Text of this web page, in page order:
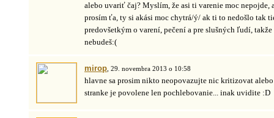
alebo uvariť čaj? Myslím, že asi ti varenie moc
prosím ťa, ty si akási moc chytrá/ý/ ak ti to nedošlo tak
predovšetkým o varení, pečení a pre slušných ľudí,
nebudeš:(
mirop , 29. novembra 2013 o 10:58
hlavne sa prosim nikto neopovazujte nic kritizovat
stranke je povolene len pochlebovanie... inak uvidite :D